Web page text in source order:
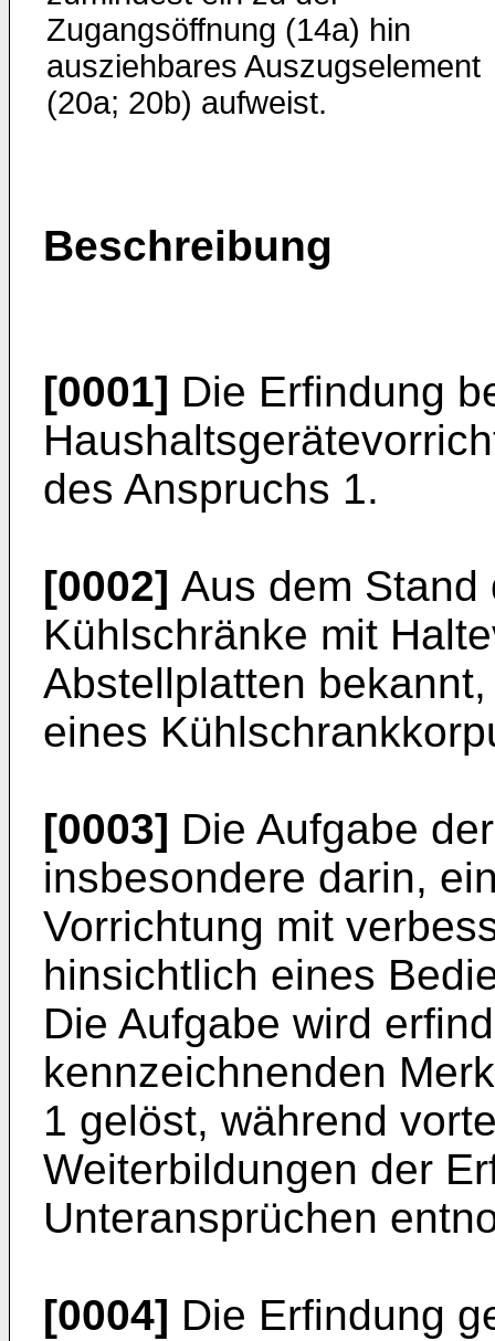
Zugangsöffnung (14a) hin
ausziehbares Auszugselement
(20a; 20b) aufweist.
Beschreibung
[0001] Die Erfindung
des Anspruchs 1.
[0002] Aus dem Stand
Kühlschränke mit
Abstellplatten
eines
[0003] Die Aufgabe
insbesondere darin,
Vorrichtung mit
hinsichtlich eines
Die Aufgabe wird
kennzeichnenden
1 gelöst, während
Weiterbildungen der
Unteransprüchen
[0004] Die Erfindung